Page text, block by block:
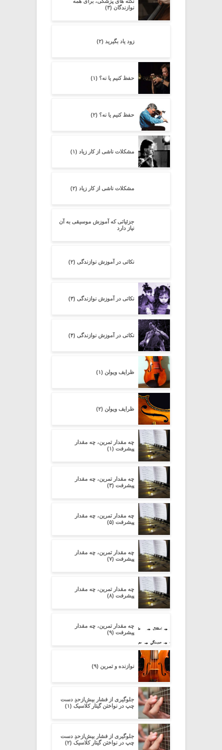
نکته های پزشکی، برای همه
نوازندگان (۳)
زود یاد بگیرید (۲)
حفظ کنیم یا نه؟ (۱)
حفظ کنیم یا نه؟ (۲)
مشکلات ناشی از کار زیاد (۱)
مشکلات ناشی از کار زیاد (۲)
جزئیاتى که آموزش موسیقى به آن
نیاز دارد
نکاتی در آموزش نوازندگی (۲)
نکاتی در آموزش نوازندگی (۳)
نکاتی در آموزش نوازندگی (۴)
ظرایف ویولن (۱)
ظرایف ویولن (۲)
چه مقدار تمرین، چه مقدار
پیشرفت (۱)
چه مقدار تمرین، چه مقدار
پیشرفت (۳)
چه مقدار تمرین، چه مقدار
پیشرفت (۵)
چه مقدار تمرین، چه مقدار
پیشرفت (۷)
چه مقدار تمرین، چه مقدار
پیشرفت (۸)
چه مقدار تمرین، چه مقدار
پیشرفت (۹)
نوازنده و تمرین (۹)
جلوگیری از فشار بیش‌از‌حدِ دست
چپ در نواختن گیتار کلاسیک (۱)
جلوگیری از فشار بیش‌از‌حدِ دست
چپ در نواختن گیتار کلاسیک (۲)